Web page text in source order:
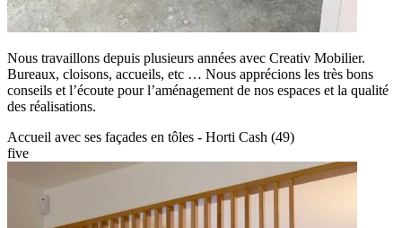
Nous travaillons depuis plusieurs années avec Creativ Mobilier.
Bureaux, cloisons, accueils, etc … Nous apprécions les très bons
conseils et l’écoute pour l’aménagement de nos espaces et la qualité
des réalisations.
Accueil avec ses façades en tôles - Horti Cash (49)
five